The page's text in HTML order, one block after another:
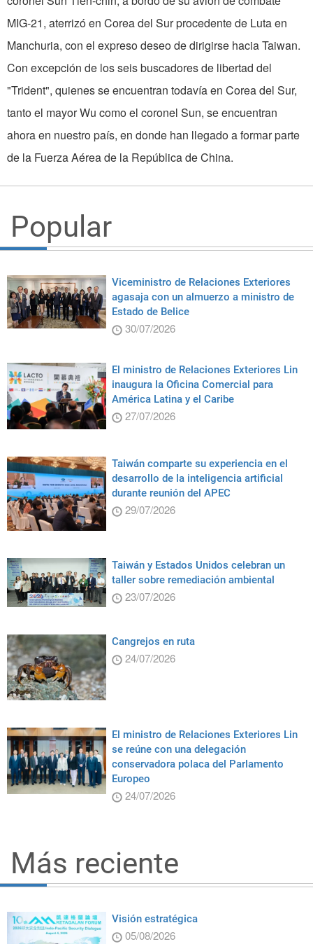
MIG-21, aterrizó en Corea del Sur procedente de Luta en
Manchuria, con el expreso deseo de dirigirse hacia Taiwan.
Con excepción de los seis buscadores de libertad del
"Trident", quienes se encuentran todavía en Corea del Sur,
tanto el mayor Wu como el coronel Sun, se encuentran
ahora en nuestro país, en donde han llegado a formar parte
de la Fuerza Aérea de la República de China.
Popular
Viceministro de Relaciones Exteriores
agasaja con un almuerzo a ministro de
Estado de Belice
30/07/2026
El ministro de Relaciones Exteriores Lin
inaugura la Oficina Comercial para
América Latina y el Caribe
27/07/2026
Taiwán comparte su experiencia en el
desarrollo de la inteligencia artificial
durante reunión del APEC
29/07/2026
Taiwán y Estados Unidos celebran un
taller sobre remediación ambiental
23/07/2026
Cangrejos en ruta
24/07/2026
El ministro de Relaciones Exteriores Lin
se reúne con una delegación
conservadora polaca del Parlamento
Europeo
24/07/2026
Más reciente
Visión estratégica
05/08/2026